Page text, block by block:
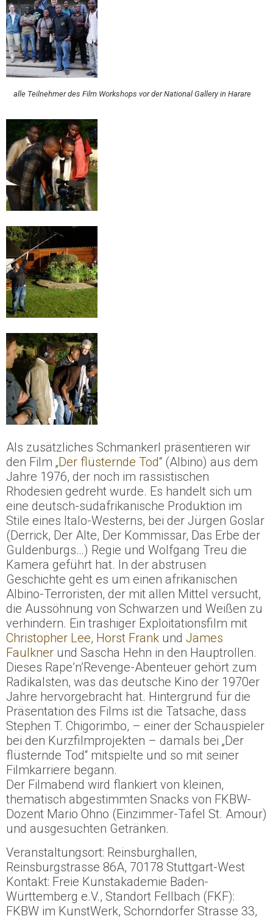
alle Teilnehmer des Film Workshops vor der National Gallery in Harare
Als zusätzliches Schmankerl präsentieren wir
den Film „Der flüsternde Tod“ (Albino) aus dem
Jahre 1976, der noch im rassistischen
Rhodesien gedreht wurde. Es handelt sich um
eine deutsch-südafrikanische Produktion im
Stile eines Italo-Westerns, bei der Jürgen Goslar
(Derrick, Der Alte, Der Kommissar, Das Erbe der
Guldenburgs…) Regie und Wolfgang Treu die
Kamera geführt hat. In der abstrusen
Geschichte geht es um einen afrikanischen
Albino-Terroristen, der mit allen Mittel versucht,
die Aussöhnung von Schwarzen und Weißen zu
verhindern. Ein trashiger Exploitationsfilm mit
Christopher Lee, Horst Frank und James
Faulkner und Sascha Hehn in den Hauptrollen.
Dieses RapeʼnʼRevenge-Abenteuer gehört zum
Radikalsten, was das deutsche Kino der 1970er
Jahre hervorgebracht hat. Hintergrund für die
Präsentation des Films ist die Tatsache, dass
Stephen T. Chigorimbo, – einer der Schauspieler
bei den Kurzfilmprojekten – damals bei „Der
flüsternde Tod“ mitspielte und so mit seiner
Filmkarriere begann.
Der Filmabend wird flankiert von kleinen,
thematisch abgestimmten Snacks von FKBW-
Dozent Mario Ohno (Einzimmer-Tafel St. Amour)
und ausgesuchten Getränken.
Veranstaltungsort: Reinsburghallen,
Reinsburgstrasse 86A, 70178 Stuttgart-West
Kontakt: Freie Kunstakademie Baden-
Württemberg e.V., Standort Fellbach (FKF):
FKBW im KunstWerk, Schorndorfer Strasse 33,